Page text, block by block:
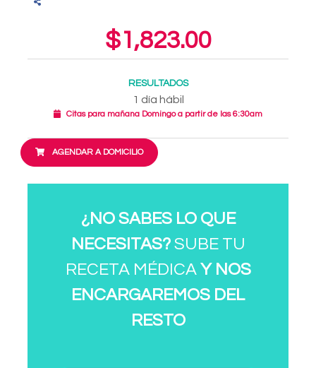
$1,823.00
RESULTADOS
1 día hábil
Citas para mañana Domingo a partir de las 6:30am
AGENDAR A DOMICILIO
¿NO SABES LO QUE
NECESITAS?SUBE TU
RECETA MÉDICA Y NOS
ENCARGAREMOS DEL
RESTO